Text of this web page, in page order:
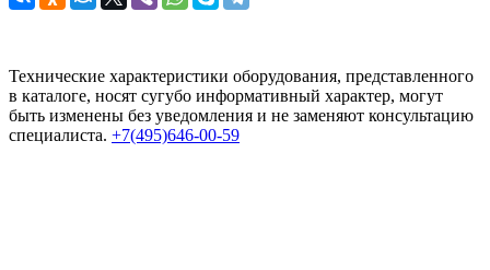
Технические характеристики оборудования, представленного
в каталоге, носят сугубо информативный характер, могут
быть изменены без уведомления и не заменяют консультацию
специалиста. +7(495)646-00-59